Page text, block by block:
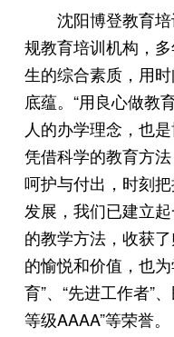
沈阳博登教育
规教育培训机构，
生的综合素质，用
底蕴。“用良心做教
人的办学理念，也
凭借科学的教育方
呵护与付出，时刻
发展，我们已建立
的教学方法，收获
的愉悦和价值，也
育”、“先进工作者”
等级AAAA”等荣誉。